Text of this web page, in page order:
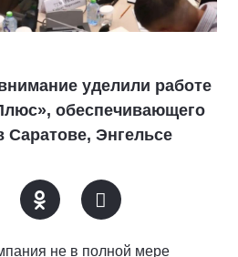
уделили работе
обеспечивающего
Саратове, Энгельсе
не в полной мере